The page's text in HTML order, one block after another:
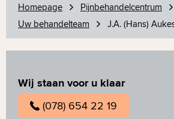
Homepage
Pijnbehandelcentrum
Uw behandelteam
J.A. (Hans)
Wij staan voor u klaar
(078) 654 22 19